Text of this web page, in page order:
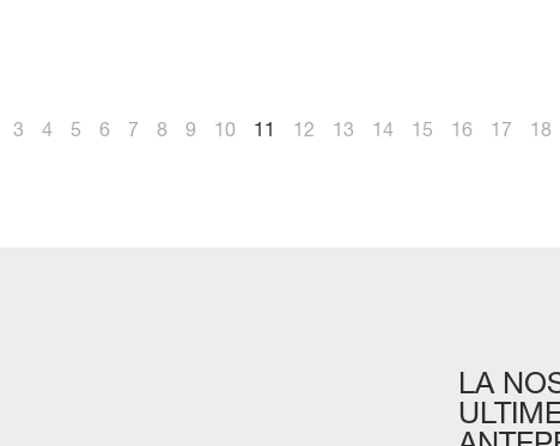
3 4 5 6 7 8 9 10 11 12 13 14 15 16 17 18
LA